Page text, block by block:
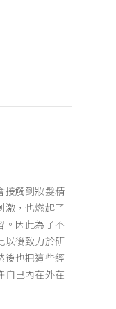
接觸到妝髮精
激，也燃起了
。因此為了不
以後致力於研
後也把這些經
自己內在外在